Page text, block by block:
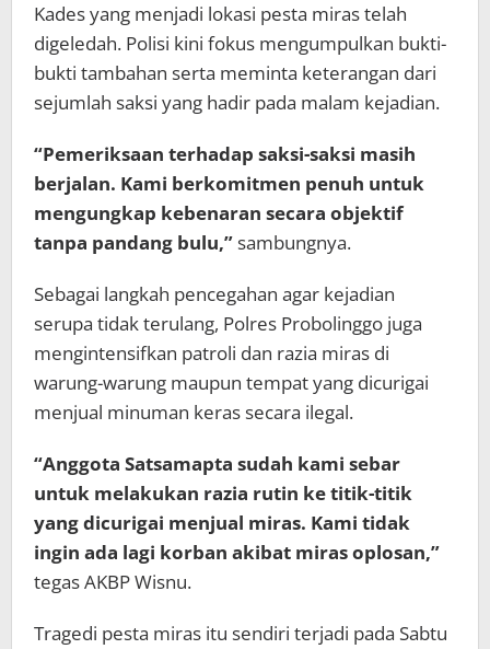
Kades yang menjadi lokasi pesta miras telah
digeledah. Polisi kini fokus mengumpulkan bukti-
bukti tambahan serta meminta keterangan dari
sejumlah saksi yang hadir pada malam kejadian.
“Pemeriksaan terhadap saksi-saksi masih
berjalan. Kami berkomitmen penuh untuk
mengungkap kebenaran secara objektif
tanpa pandang bulu,”sambungnya.
Sebagai langkah pencegahan agar kejadian
serupa tidak terulang, Polres Probolinggo juga
mengintensifkan patroli dan razia miras di
warung-warung maupun tempat yang dicurigai
menjual minuman keras secara ilegal.
“Anggota Satsamapta sudah kami sebar
untuk melakukan razia rutin ke titik-titik
yang dicurigai menjual miras. Kami tidak
ingin ada lagi korban akibat miras oplosan,”
tegas AKBP Wisnu.
Tragedi pesta miras itu sendiri terjadi pada Sabtu